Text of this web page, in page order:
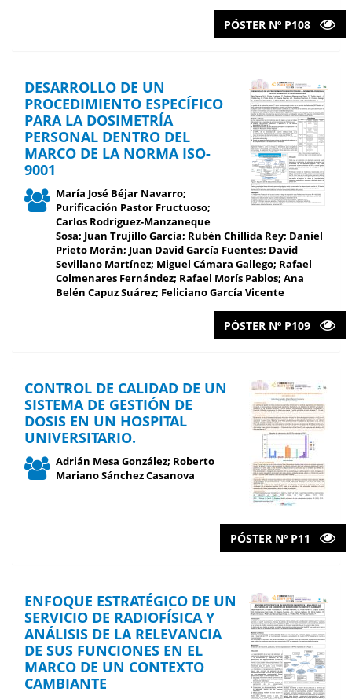
PÓSTER Nº P108
DESARROLLO DE UN
PROCEDIMIENTO ESPECÍFICO
PARA LA DOSIMETRÍA
PERSONAL DENTRO DEL
MARCO DE LA NORMA ISO-
9001
María José Béjar Navarro;
Purificación Pastor Fructuoso;
Carlos Rodríguez-Manzaneque
Sosa; Juan Trujillo García; Rubén Chillida Rey; Daniel
Prieto Morán; Juan David García Fuentes; David
Sevillano Martínez; Miguel Cámara Gallego; Rafael
Colmenares Fernández; Rafael Morís Pablos; Ana
Belén Capuz Suárez; Feliciano García Vicente
PÓSTER Nº P109
CONTROL DE CALIDAD DE UN
SISTEMA DE GESTIÓN DE
DOSIS EN UN HOSPITAL
UNIVERSITARIO.
Adrián Mesa González; Roberto
Mariano Sánchez Casanova
PÓSTER Nº P11
ENFOQUE ESTRATÉGICO DE UN
SERVICIO DE RADIOFÍSICA Y
ANÁLISIS DE LA RELEVANCIA
DE SUS FUNCIONES EN EL
MARCO DE UN CONTEXTO
CAMBIANTE